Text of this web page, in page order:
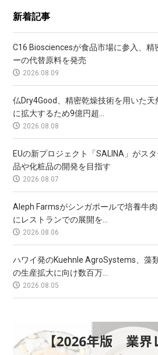
新着記事
C16 Biosciencesが食品市場に参入、精
ーの代替原料を発売
2026.08.09
仏Dry4Good、精密乾燥技術を用いた
に拡大するため9億円超...
2026.08.08
EUの新プロジェクト「SALINA」がス
品や化粧品の開発を目指す
2026.08.07
Aleph Farmsがシンガポールで培養牛
にレストランでの展開を...
2026.08.06
ハワイ発のKuehnle AgroSystems、藻
の生産拡大に向け数百万...
2026.08.05